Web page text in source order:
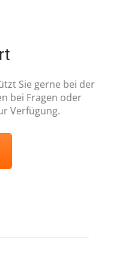
Sie gerne bei der
bei Fragen oder
Verfügung.